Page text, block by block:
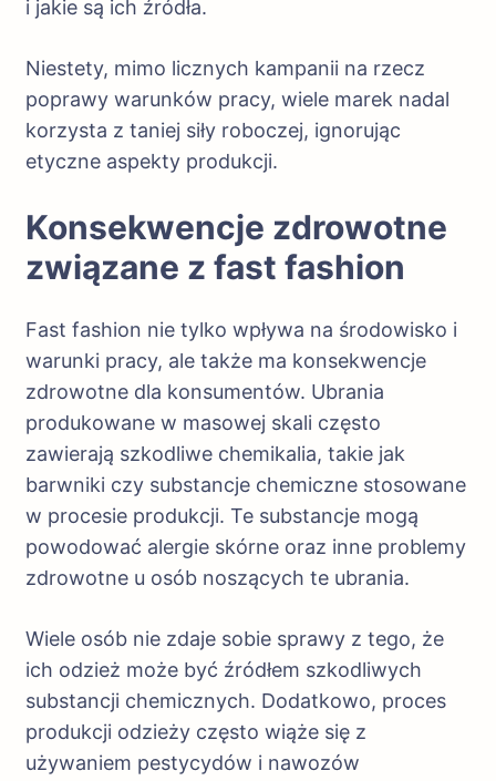
i jakie są ich źródła.
Niestety, mimo licznych kampanii na rzecz
poprawy warunków pracy, wiele marek nadal
korzysta z taniej siły roboczej, ignorując
etyczne aspekty produkcji.
Konsekwencje zdrowotne
związane z fast fashion
Fast fashion nie tylko wpływa na środowisko i
warunki pracy, ale także ma konsekwencje
zdrowotne dla konsumentów. Ubrania
produkowane w masowej skali często
zawierają szkodliwe chemikalia, takie jak
barwniki czy substancje chemiczne stosowane
w procesie produkcji. Te substancje mogą
powodować alergie skórne oraz inne problemy
zdrowotne u osób noszących te ubrania.
Wiele osób nie zdaje sobie sprawy z tego, że
ich odzież może być źródłem szkodliwych
substancji chemicznych. Dodatkowo, proces
produkcji odzieży często wiąże się z
używaniem pestycydów i nawozów